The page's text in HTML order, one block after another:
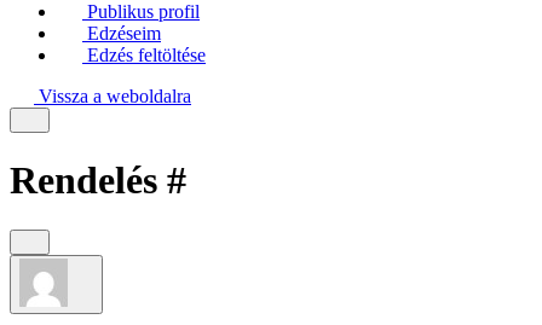
Publikus profil
Edzéseim
Edzés feltöltése
Vissza a weboldalra
Rendelés #